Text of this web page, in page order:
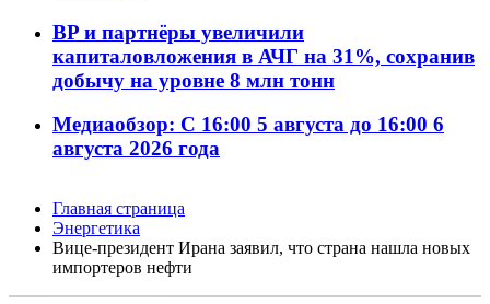
BP и партнёры увеличили
капиталовложения в АЧГ на 31%, сохранив
добычу на уровне 8 млн тонн
Медиаобзор: С 16:00 5 августа до 16:00 6
августа 2026 года
Главная страница
Энергетика
Bице-президент Ирана заявил, что страна нашла новых
импортеров нефти